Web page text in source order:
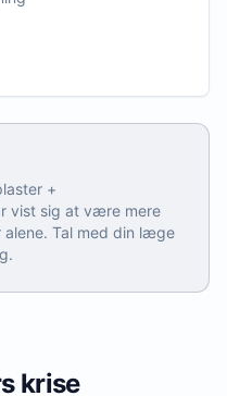
+
vist sig at være mere
Tal med din læge
krise